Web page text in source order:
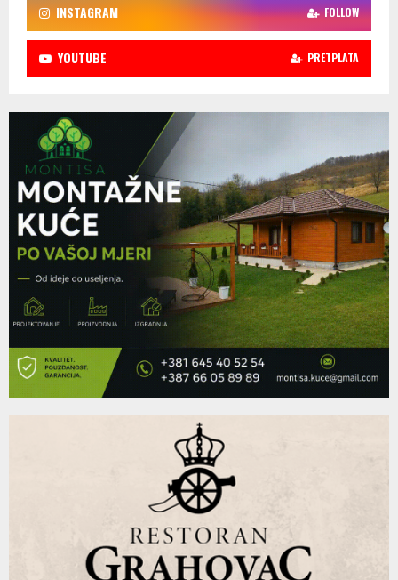
INSTAGRAM FOLLOW
YOUTUBE PRETPLATA